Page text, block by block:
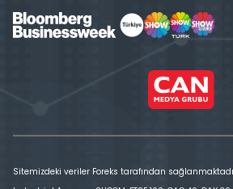
Sitemizdeki veriler Foreks tarafından